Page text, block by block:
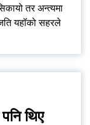
तर अन्त्यमा
यहॉको सहरले
थिए